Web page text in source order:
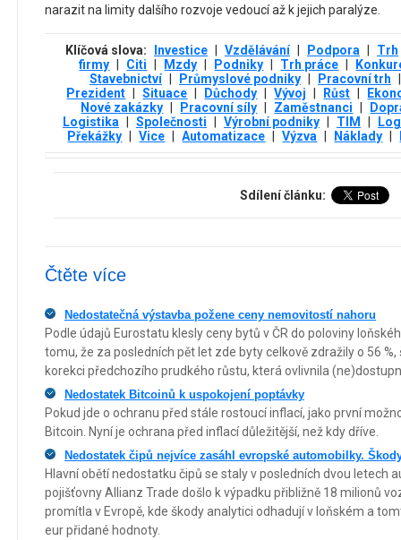
narazit na limity dalšího rozvoje vedoucí až k jejich paralýze.
Klíčová slova: Investice Vzdělávání Podpora
Trh
firmy
Citi Mzdy Podniky Trh práce
Stavebnictví
Průmyslové podniky Pracovní trh
Prezident
Situace Důchody Vývoj Růst
Nové zakázky
Pracovní síly Zaměstnanci
Logistika
Společnosti Výrobní podniky TIM
Překážky
Vice Automatizace Výzva Náklady
Sdílení článku:
Čtěte více
Nedostatečná výstavba požene ceny nemovitostí nahoru
Podle údajů Eurostatu klesly ceny bytů v ČR do poloviny
tomu, že za posledních pět let zde byty celkově zdražily o 56
korekci předchozího prudkého růstu, která ovlivnila
Nedostatek Bitcoinů k uspokojení poptávky
Pokud jde o ochranu před stále rostoucí inflací, jako první
Bitcoin. Nyní je ochrana před inflací důležitější, než kdy dříve.
Nedostatek čipů nejvíce zasáhl evropské automobilky.
Hlavní obětí nedostatku čipů se staly v posledních dvou letech
pojišťovny Allianz Trade došlo k výpadku přibližně 18 milionů
promítla v Evropě, kde škody analytici odhadují v loňském a
eur přidané hodnoty.